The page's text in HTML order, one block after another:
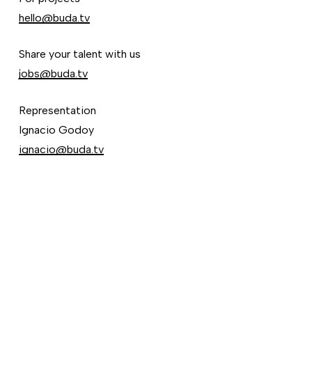
hello@buda.tv
Share your talent with us
jobs@buda.tv
Representation
Ignacio Godoy
ignacio@buda.tv